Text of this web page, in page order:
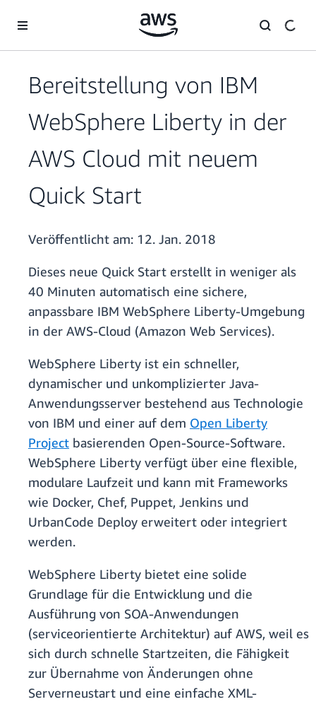
Überspringen zum Hauptinhalt
Bereitstellung von IBM
WebSphere Liberty in der
AWS Cloud mit neuem
Quick Start
Veröffentlicht am: 12. Jan. 2018
Dieses neue Quick Start erstellt in weniger als
40 Minuten automatisch eine sichere,
anpassbare IBM WebSphere Liberty-Umgebung
in der AWS-Cloud (Amazon Web Services).
WebSphere Liberty ist ein schneller,
dynamischer und unkomplizierter Java-
Anwendungsserver bestehend aus Technologie
von IBM und einer auf dem Open Liberty
Project basierenden Open-Source-Software.
WebSphere Liberty verfügt über eine flexible,
modulare Laufzeit und kann mit Frameworks
wie Docker, Chef, Puppet, Jenkins und
UrbanCode Deploy erweitert oder integriert
werden.
WebSphere Liberty bietet eine solide
Grundlage für die Entwicklung und die
Ausführung von SOA-Anwendungen
(serviceorientierte Architektur) auf AWS, weil es
sich durch schnelle Startzeiten, die Fähigkeit
zur Übernahme von Änderungen ohne
Serverneustart und eine einfache XML-